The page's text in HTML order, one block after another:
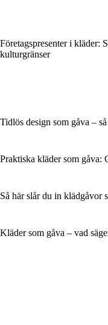
Företagspresenter i kläder:
kulturgränser
Tidlös design som gåva –
Praktiska kläder som gåva:
Så här slår du in klädgåvor
Kläder som gåva – vad